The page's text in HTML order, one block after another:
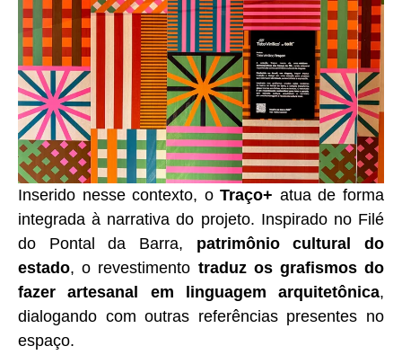
Inserido nesse contexto, oTraço+ atua de forma
integrada à narrativa do projeto. Inspirado no Filé
do Pontal da Barra, patrimônio cultural do
estado, o revestimento traduz os grafismos do
fazer artesanal em linguagem arquitetônica,
dialogando com outras referências presentes no
espaço.